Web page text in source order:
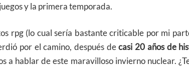
y la primera temporada.
rpg (lo cual sería bastante criticable por mi
por el camino, después decasi 20 años de
a hablar de este maravilloso invierno nuclear.